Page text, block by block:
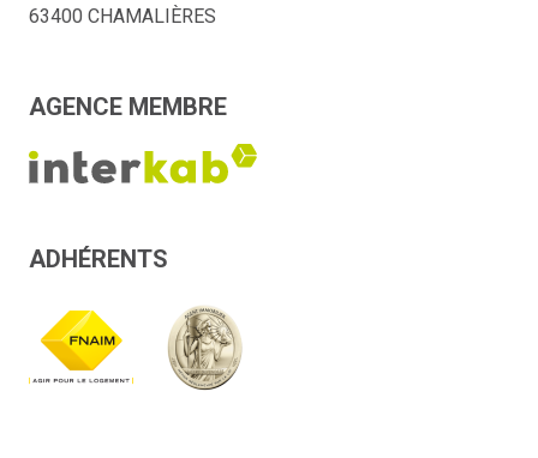
63400 CHAMALIÈRES
AGENCE MEMBRE
ADHÉRENTS